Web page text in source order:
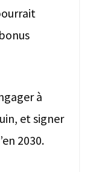
à
et signer
2030.